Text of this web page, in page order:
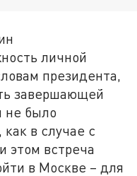
личной
президента,
завершающей
не было
как в случае с
этом встреча
в Москве – для